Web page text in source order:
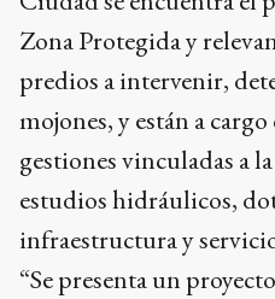
Zona Protegida y
predios a intervenir,
mojones, y están a
gestiones vinculadas a
estudios hidráulicos,
infraestructura y
“Se presenta un